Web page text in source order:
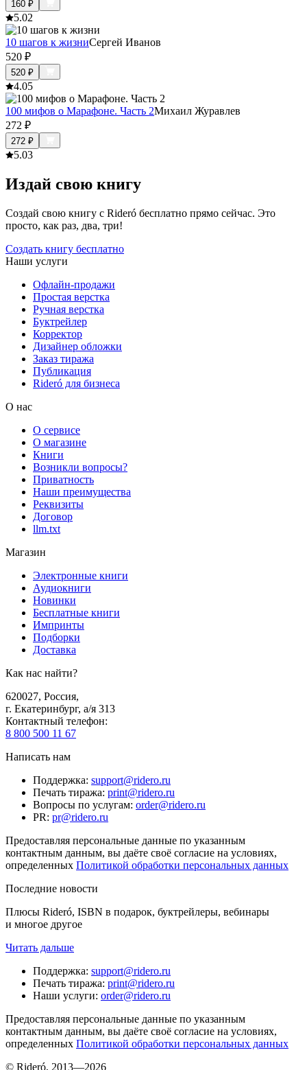
160 ₽
5.02
10 шагов к жизниСергей Иванов
520 ₽
520 ₽
4.05
100 мифов о Марафоне. Часть 2Михаил Журавлев
272 ₽
272 ₽
5.03
Издай свою книгу
Создай свою книгу с Rideró бесплатно прямо сейчас. Это
просто, как раз, два, три!
Создать книгу бесплатно
Наши услуги
Офлайн-продажи
Простая верстка
Ручная верстка
Буктрейлер
Корректор
Дизайнер обложки
Заказ тиража
Публикация
Rideró для бизнеса
О нас
О сервисе
О магазине
Книги
Возникли вопросы?
Приватность
Наши преимущества
Реквизиты
Договор
llm.txt
Магазин
Электронные книги
Аудиокниги
Новинки
Бесплатные книги
Импринты
Подборки
Доставка
Как нас найти?
620027, Россия,
г. Екатеринбург, а/я 313
Контактный телефон:
8 800 500 11 67
Написать нам
Поддержка: support@ridero.ru
Печать тиража: print@ridero.ru
Вопросы по услугам: order@ridero.ru
PR: pr@ridero.ru
Предоставляя персональные данные по указанным
контактным данным, вы даёте своё согласие на условиях,
определенных Политикой обработки персональных данных
Последние новости
Плюсы Rideró, ISBN в подарок, буктрейлеры, вебинары
и многое другое
Читать дальше
Поддержка: support@ridero.ru
Печать тиража: print@ridero.ru
Наши услуги: order@ridero.ru
Предоставляя персональные данные по указанным
контактным данным, вы даёте своё согласие на условиях,
определенных Политикой обработки персональных данных
© Rideró, 2013—2026